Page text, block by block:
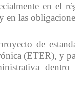
en el
en las
de
(ETER), y